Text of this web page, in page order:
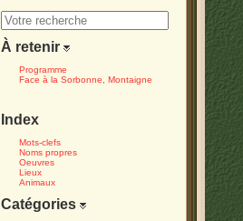
À retenir
Programme
Face à la Sorbonne, Montaigne
Index
Mots-clefs
Noms propres
Oeuvres
Lieux
Animaux
Catégories